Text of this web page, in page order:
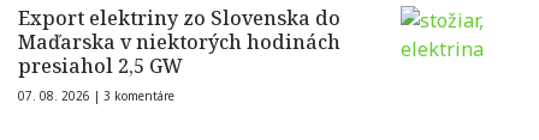
Export elektriny zo Slovenska do
Maďarska v niektorých hodinách
presiahol 2,5 GW
07. 08. 2026 | 3 komentáre